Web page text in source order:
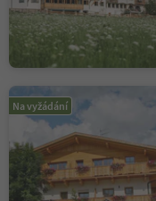
Na vyžádání